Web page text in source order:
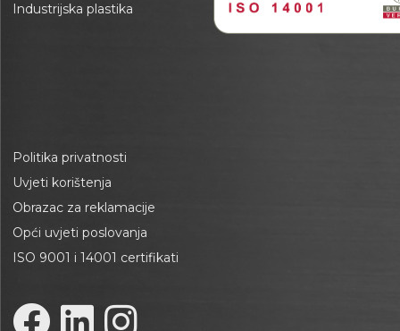
Industrijska plastika
Politika privatnosti
Uvjeti korištenja
Obrazac za reklamacije
Opći uvjeti poslovanja
ISO 9001 i 14001 certifikati